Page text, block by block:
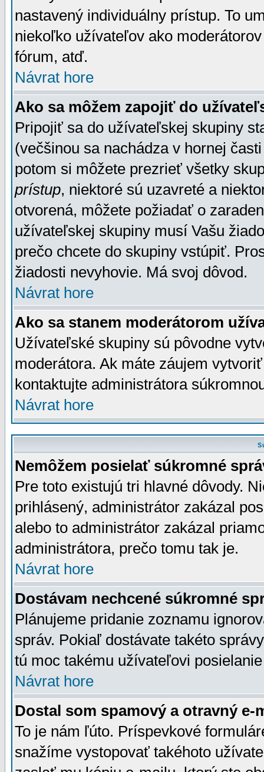
nastavený individuálny prístup. To
niekoľko užívateľov ako
fórum, atď.
Návrat hore
Ako sa môžem zapojiť do
Pripojiť sa do užívateľskej skupiny
(večšinou sa nachádza v hornej
potom si môžete prezrieť všetky
prístup, niektoré sú uzavreté a
otvorená, môžete požiadať o
užívateľskej skupiny musí Vašu
prečo chcete do skupiny vstúpiť.
žiadosti nevyhovie. Má svoj dôvod.
Návrat hore
Ako sa stanem moderátorom
Užívateľské skupiny sú pôvodne
moderátora. Ak máte záujem
kontaktujte administrátora
Návrat hore
Nemôžem posielať súkromné
Pre toto existujú tri hlavné dôvody.
prihlásený, administrátor zakázal
alebo to administrátor zakázal
administrátora, prečo tomu tak je.
Návrat hore
Dostávam nechcené súkromné
Plánujeme pridanie zoznamu
správ. Pokiaľ dostávate takéto
tú moc takému užívateľovi
Návrat hore
Dostal som spamový a otravný e-
To je nám ľúto. Príspevkové
snažíme vystopovať takéhoto